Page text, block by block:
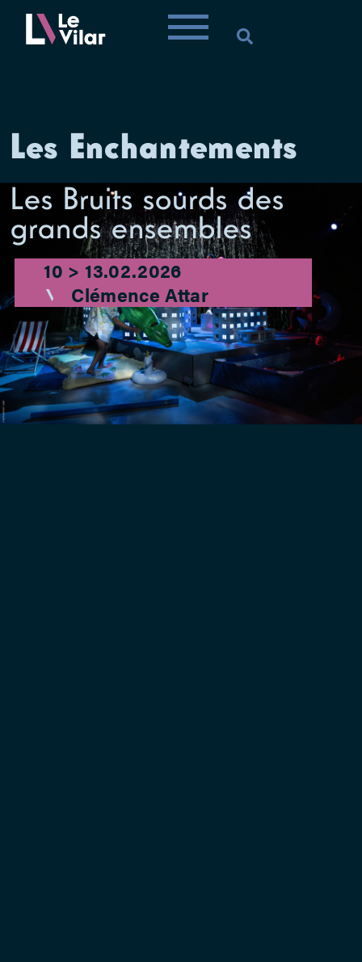
Les Enchantements
Les Bruits sourds des
grands ensembles
10 > 13.02.2026
Clémence Attar